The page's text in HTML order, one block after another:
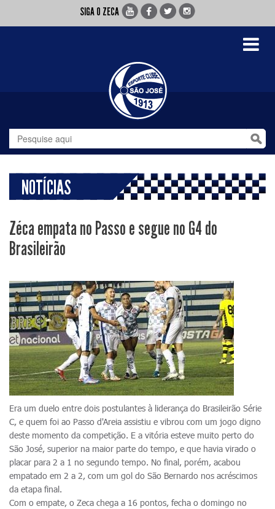
SIGA O ZECA
Toggle
NOTÍCIAS
Zéca empata no Passo e segue no G4 do
Brasileirão
Era um duelo entre dois postulantes à liderança do Brasileirão Série
C, e quem foi ao Passo d'Areia assistiu e vibrou com um jogo digno
deste momento da competição. E a vitória esteve muito perto do
São José, superior na maior parte do tempo, e que havia virado o
placar para 2 a 1 no segundo tempo. No final, porém, acabou
empatado em 2 a 2, com um gol do São Bernardo nos acréscimos
da etapa final.
Com o empate, o Zeca chega a 16 pontos, fecha o domingo no